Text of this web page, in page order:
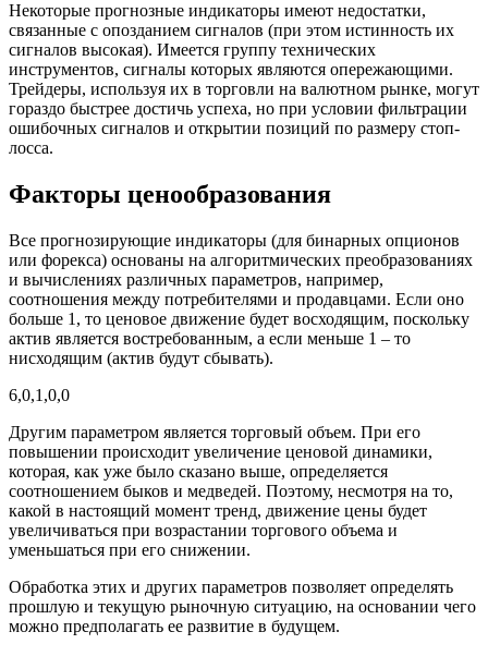
Некоторые прогнозные индикаторы имеют недостатки,
связанные с опозданием сигналов (при этом истинность их
сигналов высокая). Имеется группу технических
инструментов, сигналы которых являются опережающими.
Трейдеры, используя их в торговли на валютном рынке, могут
гораздо быстрее достичь успеха, но при условии фильтрации
ошибочных сигналов и открытии позиций по размеру стоп-
лосса.
Факторы ценообразования
Все прогнозирующие индикаторы (для бинарных опционов
или форекса) основаны на алгоритмических преобразованиях
и вычислениях различных параметров, например,
соотношения между потребителями и продавцами. Если оно
больше 1, то ценовое движение будет восходящим, поскольку
актив является востребованным, а если меньше 1 – то
нисходящим (актив будут сбывать).
6,0,1,0,0
Другим параметром является торговый объем. При его
повышении происходит увеличение ценовой динамики,
которая, как уже было сказано выше, определяется
соотношением быков и медведей. Поэтому, несмотря на то,
какой в настоящий момент тренд, движение цены будет
увеличиваться при возрастании торгового объема и
уменьшаться при его снижении.
Обработка этих и других параметров позволяет определять
прошлую и текущую рыночную ситуацию, на основании чего
можно предполагать ее развитие в будущем.